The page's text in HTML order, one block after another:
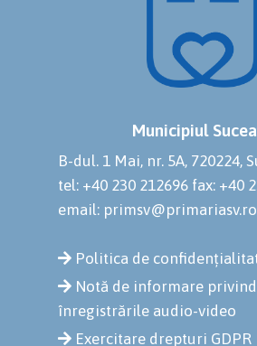
Municipiul
B-dul. 1 Mai, nr. 5A, 720224,
tel: +40 230 212696 fax: +40
email: primsv@primariasv.ro
Politica de
Notă de informare privind
înregistrările audio-video
Exercitare drepturi GDPR